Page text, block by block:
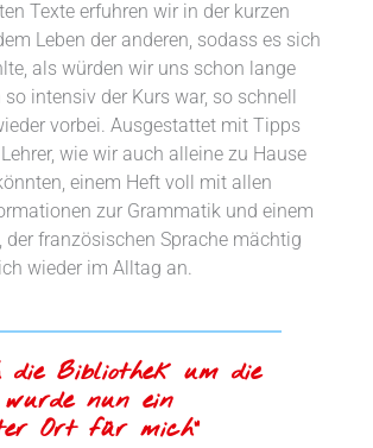
Texte erfuhren wir in der kurzen
Leben der anderen, sodass es sich
als würden wir uns schon lange
intensiv der Kurs war, so schnell
vorbei. Ausgestattet mit Tipps
wie wir auch alleine zu Hause
einem Heft voll mit allen
zur Grammatik und einem
der französischen Sprache mächtig
wieder im Alltag an.
die Bibliothek um die
nun ein
Ort für mich“